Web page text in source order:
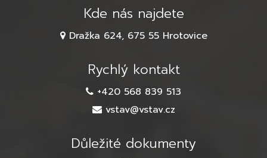
Kde nás najdete
Dražka 624, 675 55 Hrotovice
Rychlý kontakt
+420 568 839 513
vstav@vstav.cz
Důležité dokumenty